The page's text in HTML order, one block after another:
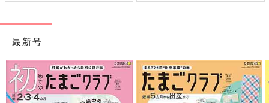
最新号